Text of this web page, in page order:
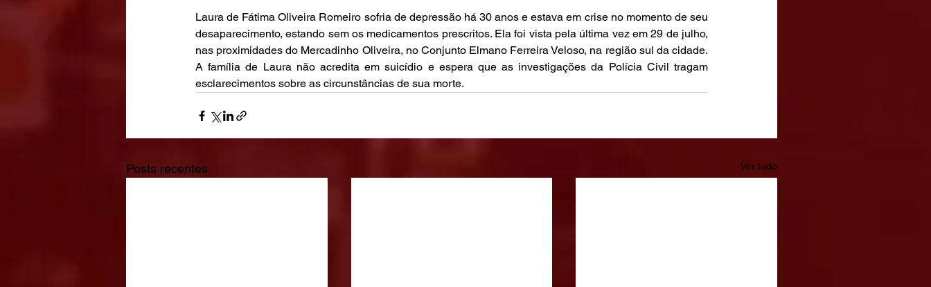
Laura de Fátima Oliveira Romeiro sofria de depressão há 30 anos e estava em crise no momento de seu
desaparecimento, estando sem os medicamentos prescritos. Ela foi vista pela última vez em 29 de julho,
nas proximidades do Mercadinho Oliveira, no Conjunto Elmano Ferreira Veloso, na região sul da cidade.
A família de Laura não acredita em suicídio e espera que as investigações da Polícia Civil tragam
esclarecimentos sobre as circunstâncias de sua morte.
Posts recentes Ver tudo